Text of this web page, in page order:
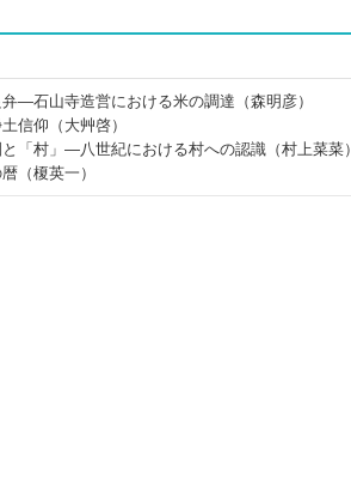
―石山寺造営における米の調達（森明彦）
信仰（大艸啓）
「村」―八世紀における村への認識（村上菜菜）
（榎英一）